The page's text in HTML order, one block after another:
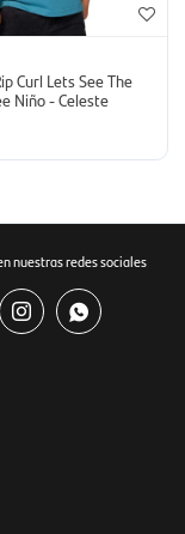
Curl Lets See The
Niño - Celeste
nuestras redes sociales
 